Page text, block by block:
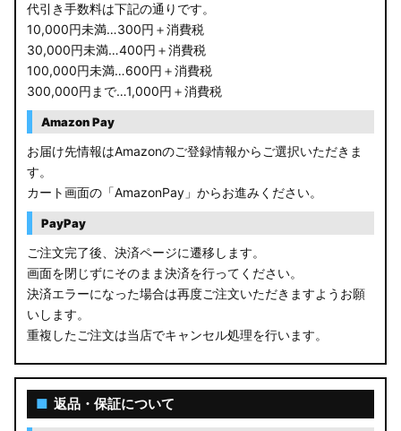
代引き手数料は下記の通りです。
10,000円未満…300円＋消費税
30,000円未満…400円＋消費税
100,000円未満…600円＋消費税
300,000円まで…1,000円＋消費税
Amazon Pay
お届け先情報はAmazonのご登録情報からご選択いただきま
す。
カート画面の「AmazonPay」からお進みください。
PayPay
ご注文完了後、決済ページに遷移します。
画面を閉じずにそのまま決済を行ってください。
決済エラーになった場合は再度ご注文いただきますようお願
いします。
重複したご注文は当店でキャンセル処理を行います。
■ 返品・保証について